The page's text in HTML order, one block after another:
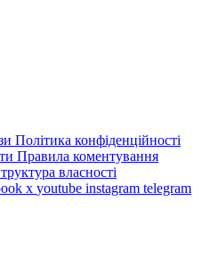
Політика конфіденційності
Правила коментування
власності
x youtube instagram telegram